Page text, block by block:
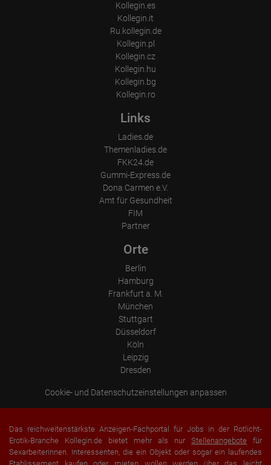
Kollegin.es
Kollegin.it
Ru.kollegin.de
Kollegin.pl
Kollegin.cz
Kollegin.hu
Kollegin.bg
Kollegin.ro
Links
Ladies.de
Themenladies.de
FKK24.de
Gummi-Express.de
Dona Carmen e.V.
Amt für Gesundheit
FIM
Partner
Orte
Berlin
Hamburg
Frankfurt a. M.
München
Stuttgart
Düsseldorf
Köln
Leipzig
Dresden
Cookie- und Datenschutzeinstellungen anpassen
Das reichweitenstärkste Anzeigen-Fachportal für Jobs in der Rotlicht-
Erotik-Branche Kollegin.de bietet mehr als nur Stellenangebote für
Sexarbeiterinnen. Interessenten, die ein Objekt oder sogar ein laufendes